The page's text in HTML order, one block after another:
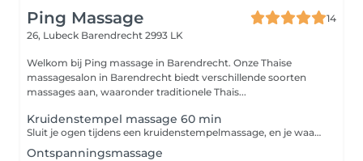
Ping Massage
14
26, Lubeck Barendrecht 2993 LK
Welkom bij Ping massage in Barendrecht. Onze Thaise
massagesalon in Barendrecht biedt verschillende soorten
massages aan, waaronder traditionele Thais...
Kruidenstempel massage 60 min
Sluit je ogen tijdens een kruidenstempelmassage, en je waant je meteen in Thailand. De masseuse gebruikt warme bundels gevuld met geneeskrachtige Thaise kruiden. Alleen al de geur zorgt voor directe ontspanning.
Ontspanningsmassage